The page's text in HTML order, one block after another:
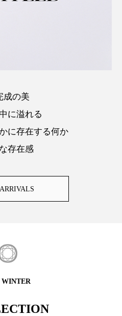
成の美
に溢れる
に存在する何か
存在感
WINTER